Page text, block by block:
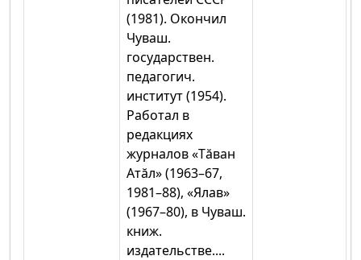
(1981). Окончил
Чуваш.
государствен.
педагогич.
институт (1954).
Работал в
редакциях
журналов «Тăван
Атăл» (1963–67,
1981–88), «Ялав»
(1967–80), в Чуваш.
книж.
издательстве....